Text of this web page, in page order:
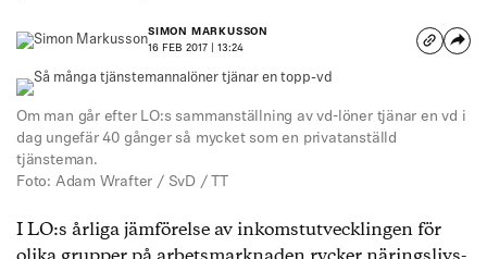
SIMON MARKUSSON
16 FEB 2017 | 13:24
Om man går efter LO:s sammanställning av vd-löner tjänar en vd i
dag ungefär 40 gånger så mycket som en privatanställd
tjänsteman.
Foto: Adam Wrafter / SvD / TT
I LO:s årliga jämförelse av inkomstutvecklingen för